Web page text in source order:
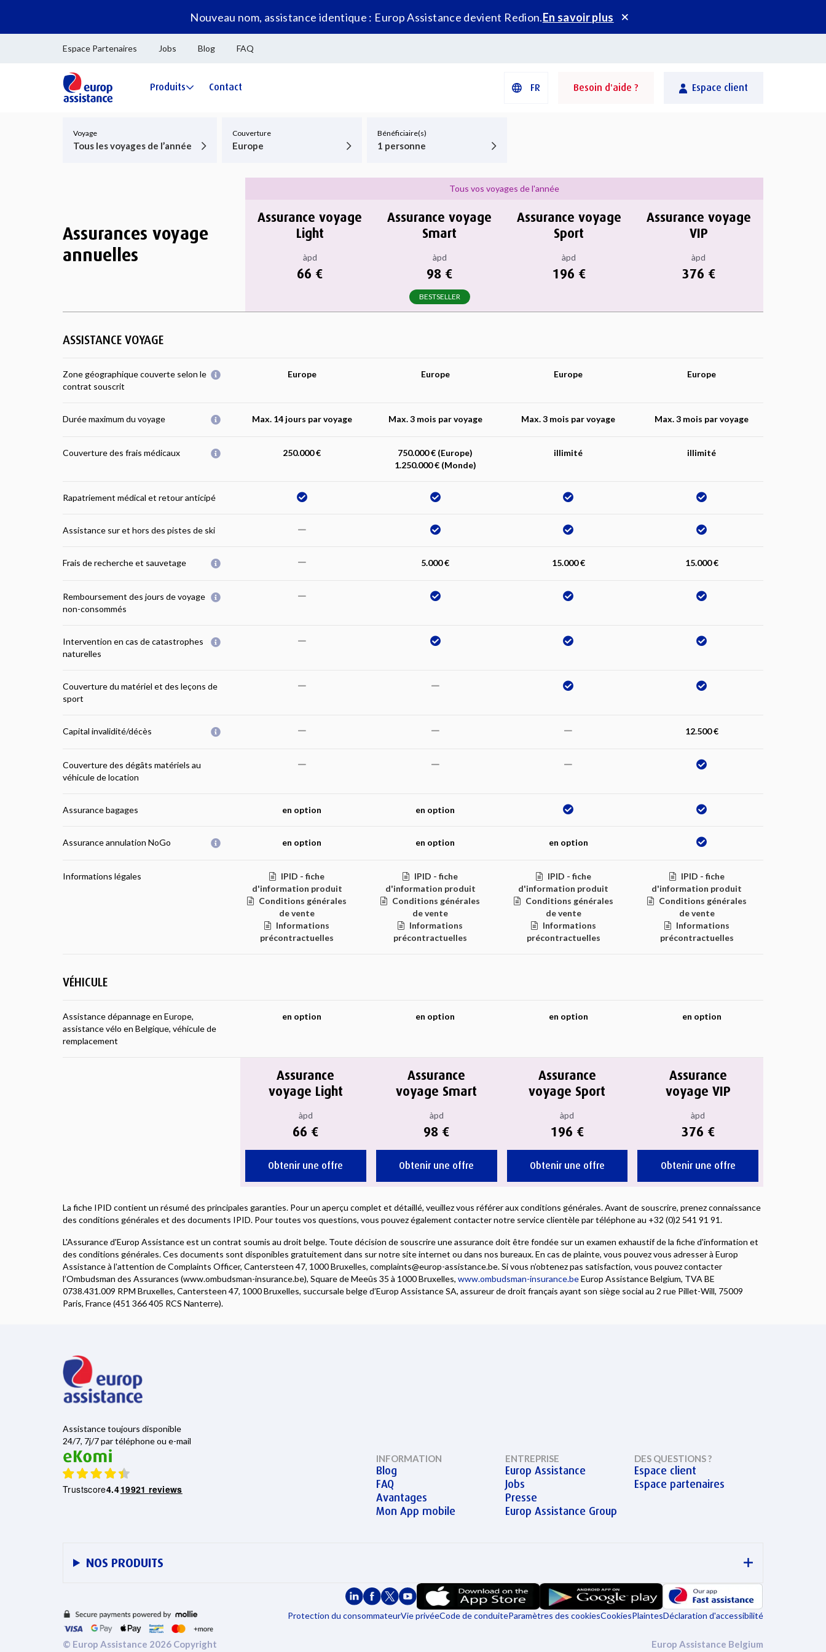
Nouveau nom, assistance identique : Europ Assistance devient Redion.En savoir plus
Espace Partenaires Jobs Blog FAQ
Produits Contact FR Besoin d'aide ? Espace client
Voyage
Tous les voyages de l’année
Couverture
Europe
Bénéficiaire(s)
1 personne
Assurances voyage
annuelles
Tous vos voyages de l'année
Assurance voyage
Light
àpd
66 €
Assurance voyage
Smart
àpd
98 €
BESTSELLER
Assurance voyage
Sport
àpd
196 €
Assurance voyage
VIP
àpd
376 €
ASSISTANCE VOYAGE
Zone géographique couverte selon le
contrat souscrit
Europe Europe Europe Europe
Durée maximum du voyage Max. 14 jours par voyage Max. 3 mois par voyage Max. 3 mois par voyage Max. 3 mois par voyage
Couverture des frais médicaux 250.000 €
750.000 € (Europe)
1.250.000 € (Monde)
illimité illimité
Rapatriement médical et retour anticipé
Assistance sur et hors des pistes de ski
Frais de recherche et sauvetage 5.000 € 15.000 € 15.000 €
Remboursement des jours de voyage
non-consommés
Intervention en cas de catastrophes
naturelles
Couverture du matériel et des leçons de
sport
Capital invalidité/décès 12.500 €
Couverture des dégâts matériels au
véhicule de location
Assurance bagages en option en option
Assurance annulation NoGo en option en option en option
Informations légales
IPID - fiche
d'information produit
Conditions générales
de vente
Informations
précontractuelles
IPID - fiche
d'information produit
Conditions générales
de vente
Informations
précontractuelles
IPID - fiche
d'information produit
Conditions générales
de vente
Informations
précontractuelles
IPID - fiche
d'information produit
Conditions générales
de vente
Informations
précontractuelles
VÉHICULE
Assistance dépannage en Europe,
assistance vélo en Belgique, véhicule de
remplacement
en option en option en option en option
Assurance
voyage Light
àpd
66 €
Obtenir une offre
Assurance
voyage Smart
àpd
98 €
Obtenir une offre
Assurance
voyage Sport
àpd
196 €
Obtenir une offre
Assurance
voyage VIP
àpd
376 €
Obtenir une offre
La fiche IPID contient un résumé des principales garanties. Pour un aperçu complet et détaillé, veuillez vous référer aux conditions générales. Avant de souscrire, prenez connaissance
des conditions générales et des documents IPID. Pour toutes vos questions, vous pouvez également contacter notre service clientèle par téléphone au +32 (0)2 541 91 91.
L'Assurance d'Europ Assistance est un contrat soumis au droit belge. Toute décision de souscrire une assurance doit être fondée sur un examen exhaustif de la fiche d'information et
des conditions générales. Ces documents sont disponibles gratuitement dans sur notre site internet ou dans nos bureaux. En cas de plainte, vous pouvez vous adresser à Europ
Assistance à l'attention de Complaints Officer, Cantersteen 47, 1000 Bruxelles, complaints@europ-assistance.be. Si vous n’obtenez pas satisfaction, vous pouvez contacter
l’Ombudsman des Assurances (www.ombudsman-insurance.be), Square de Meeûs 35 à 1000 Bruxelles, www.ombudsman-insurance.beEurop Assistance Belgium, TVA BE
0738.431.009 RPM Bruxelles, Cantersteen 47, 1000 Bruxelles, succursale belge d’Europ Assistance SA, assureur de droit français ayant son siège social au 2 rue Pillet-Will, 75009
Paris, France (451 366 405 RCS Nanterre).
Assistance toujours disponible
24/7, 7j/7 par téléphone ou e-mail
Trustscore4.419921 reviews
INFORMATION
Blog
FAQ
Avantages
Mon App mobile
ENTREPRISE
Europ Assistance
Jobs
Presse
Europ Assistance Group
DES QUESTIONS ?
Espace client
Espace partenaires
NOS PRODUITS
Protection du consommateurVie privéeCode de conduiteParamètres des cookiesCookiesPlaintesDéclaration d'accessibilité
© Europ Assistance 2026 Copyright Europ Assistance Belgium